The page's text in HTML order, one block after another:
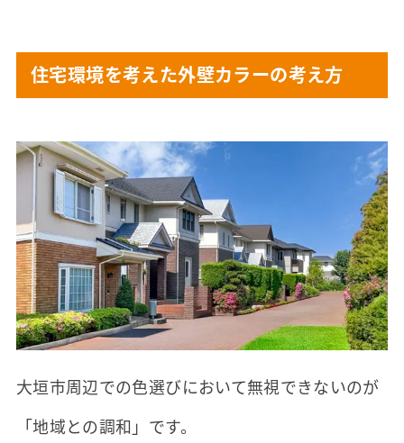
住宅環境を考えた外壁カラーの考え方
大垣市周辺での色選びにおいて無視できないのが
「地域との調和」です。